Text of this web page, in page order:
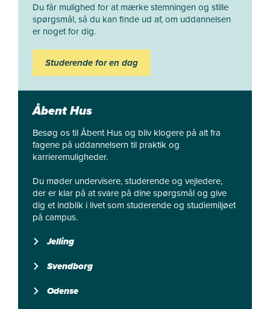
Du får mulighed for at mærke stemningen og stille
spørgsmål, så du kan finde ud af, om uddannelsen
er noget for dig.
Studerende for en dag
Åbent Hus
Besøg os til Åbent Hus og bliv klogere på alt fra
fagene på uddannelsern til praktik og
karrieremuligheder.
Du møder undervisere, studerende og vejledere,
der er klar på at svare på dine spørgsmål og give
dig et indblik i livet som studerende og studiemiljøet
på campus.
Jelling
Svendborg
Odense